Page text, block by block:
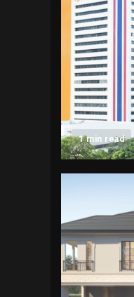
1 min read